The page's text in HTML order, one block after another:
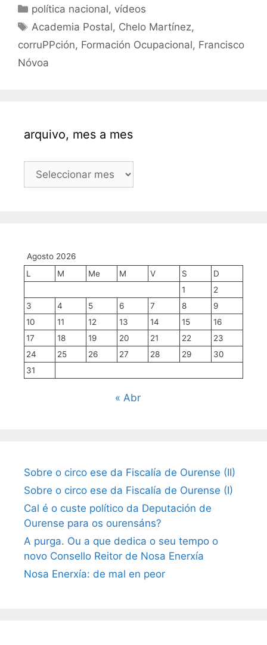
Categorías
política nacional, vídeos
Etiquetas
Academia Postal, Chelo Martínez,
corruPPción, Formación Ocupacional, Francisco
Nóvoa
arquivo, mes a mes
arquivo,
Agosto 2026
L
M Me M V S
D
1
2
3
4 5 6 7 8
9
10
11 12 13 14 15
16
17
18 19 20 21 22
23
24
25 26 27 28 29
30
31
« Abr
Sobre o circo ese da Fiscalía de Ourense (II)
Sobre o circo ese da Fiscalía de Ourense (I)
Cal é o custe político da Deputación de
Ourense para os ourensáns?
A purga. Ou a que dedica o seu tempo o
novo Consello Reitor de Nosa Enerxía
Nosa Enerxía: de mal en peor